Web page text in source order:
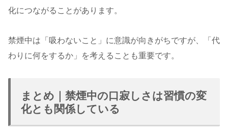
化につながることがあります。
禁煙中は「吸わないこと」に意識が向きがちですが、「代
わりに何をするか」を考えることも重要です。
まとめ｜禁煙中の口寂しさは習慣の変
化とも関係している